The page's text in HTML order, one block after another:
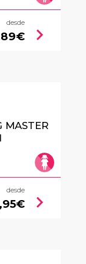
desde
chevron_right
MASTER
desde
chevron_right